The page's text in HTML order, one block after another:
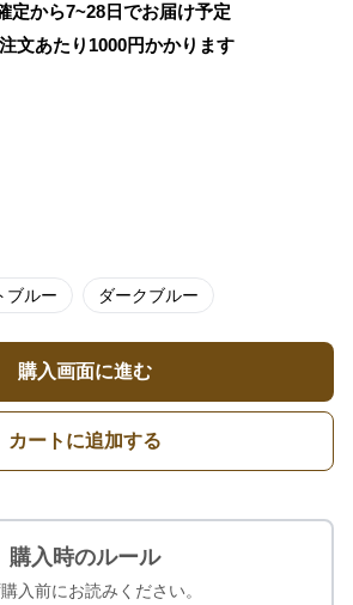
定から7~28日でお届け予定
文あたり 1000円かかります
ブルー ダークブルー
購入画面に進む
カートに追加する
購入時のルール
入前にお読みください。